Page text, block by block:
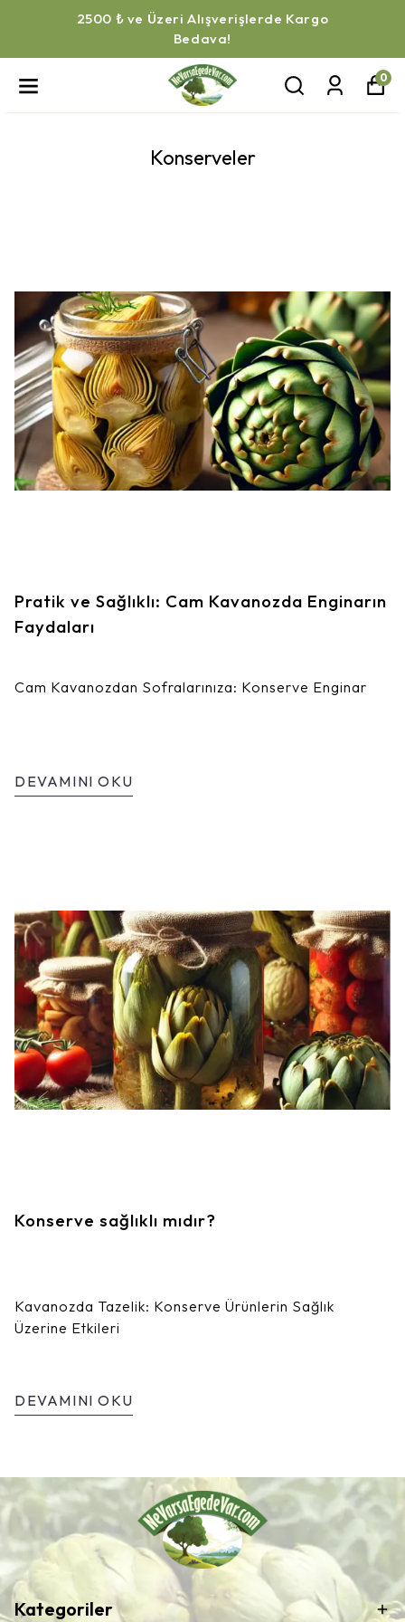
2500 ₺ ve Üzeri Alışverişlerde Kargo
Bedava!
0
Konserveler
Pratik ve Sağlıklı: Cam Kavanozda Enginarın
Faydaları
Cam Kavanozdan Sofralarınıza: Konserve Enginar
DEVAMINI OKU
Konserve sağlıklı mıdır?
Kavanozda Tazelik: Konserve Ürünlerin Sağlık
Üzerine Etkileri
DEVAMINI OKU
Kategoriler